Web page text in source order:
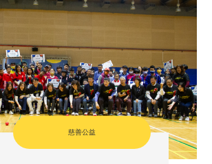
慈善公益